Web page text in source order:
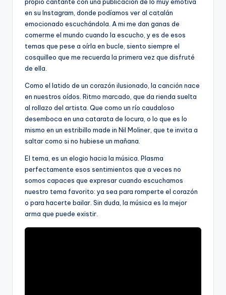
en su Instagram, donde podíamos ver al catalán
emocionado escuchándola. A mi me dan ganas de
comerme el mundo cuando la escucho, y es de esos
temas que pese a oírla en bucle, siento siempre el
cosquilleo que me recuerda la primera vez que disfruté
de ella.
Como el latido de un corazón ilusionado, la canción nace
en nuestros oídos. Ritmo marcado, que da rienda suelta
al rollazo del artista. Que como un río caudaloso
desemboca en una catarata de locura, o lo que es lo
mismo en un estribillo made in Nil Moliner, que te invita a
saltar como si no hubiese un mañana.
El tema, es un elogio hacia la música. Plasma
perfectamente esos sentimientos que a veces no
somos capaces que expresar cuando escuchamos
nuestro tema favorito: ya sea para romperte el corazón
o para hacerte bailar. Sin duda, la música es la mejor
arma que puede existir.